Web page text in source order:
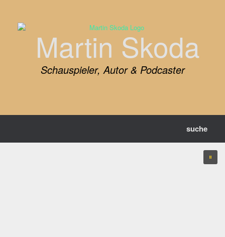
springen
Martin Skoda
Schauspieler, Autor & Podcaster
suche